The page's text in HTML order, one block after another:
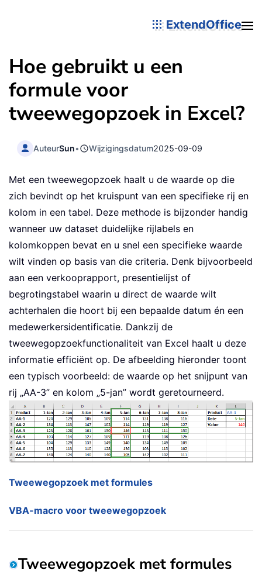
ExtendOffice
Hoe gebruikt u een
formule voor
tweewegopzoek in Excel?
AuteurSun• Wijzigingsdatum2025-09-09
Met een tweewegopzoek haalt u de waarde op die
zich bevindt op het kruispunt van een specifieke rij en
kolom in een tabel. Deze methode is bijzonder handig
wanneer uw dataset duidelijke rijlabels en
kolomkoppen bevat en u snel een specifieke waarde
wilt vinden op basis van die criteria. Denk bijvoorbeeld
aan een verkooprapport, presentielijst of
begrotingstabel waarin u direct de waarde wilt
achterhalen die hoort bij een bepaalde datum én een
medewerkersidentificatie. Dankzij de
tweewegopzoekfunctionaliteit van Excel haalt u deze
informatie efficiënt op. De afbeelding hieronder toont
een typisch voorbeeld: de waarde op het snijpunt van
rij „AA-3” en kolom „5-jan” wordt geretourneerd.
Tweewegopzoek met formules
VBA-macro voor tweewegopzoek
Tweewegopzoek met formules